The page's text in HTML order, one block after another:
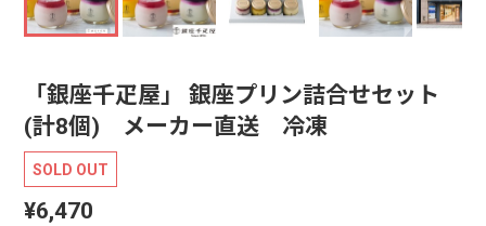
「銀座千疋屋」 銀座プリン詰合せセット
(計8個) メーカー直送 冷凍
¥6,470
SOLD OUT